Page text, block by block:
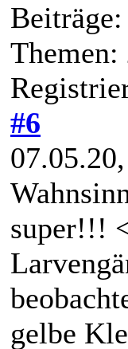
Themen:
#6
super!!!
gelbe